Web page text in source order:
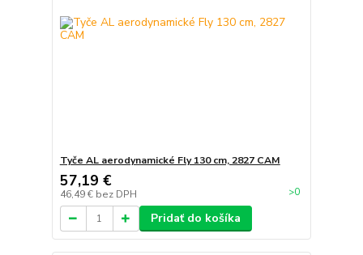
Tyče AL aerodynamické Fly 130 cm, 2827 CAM
57,19 €
46,49 € bez DPH >0
Pridať do košíka